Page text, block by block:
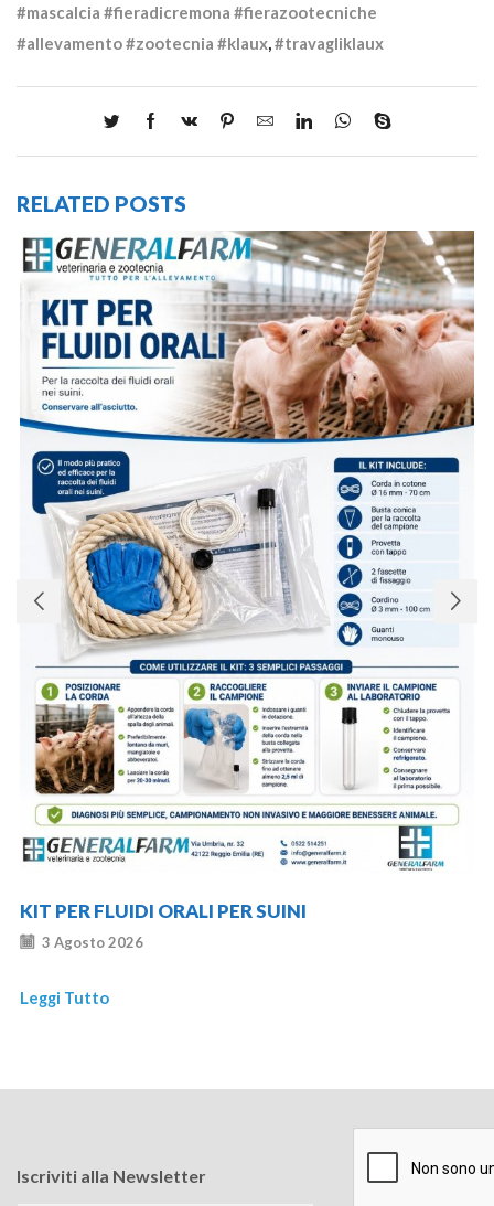
#mascalcia #fieradicremona #fierazootecniche
#allevamento #zootecnia #klaux,#travagliklaux
RELATED POSTS
KIT PER FLUIDI ORALI PER SUINI
3 Agosto 2026
Leggi Tutto
Iscriviti alla Newsletter